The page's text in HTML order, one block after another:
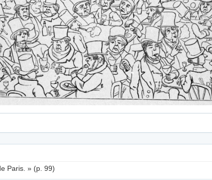
Paris. » (p. 99)